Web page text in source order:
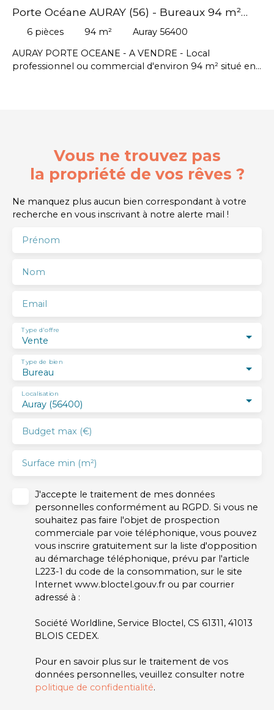
Porte Océane AURAY (56) - Bureaux 94 m²
environ
6 pièces 94 m²
Auray 56400
AURAY PORTE OCEANE - A VENDRE - Local
professionnel ou commercial d'environ 94 m² situé en
charge acquéreur : 20 100 € HT. #Auray #Vannes
Vous ne trouvez pas
la propriété de vos rêves ?
Ne manquez plus aucun bien correspondant à votre
recherche en vous inscrivant à notre alerte mail !
Prénom
Nom
Email
Vente
Type d'offre
Bureau
Type de bien
Auray (56400)
Localisation
Budget max (€)
Surface min (m²)
J'accepte le traitement de mes données
personnelles conformément au RGPD. Si vous ne
souhaitez pas faire l'objet de prospection
commerciale par voie téléphonique, vous pouvez
vous inscrire gratuitement sur la liste d'opposition
au démarchage téléphonique, prévu par l'article
L223-1 du code de la consommation, sur le site
Internet www.bloctel.gouv.fr ou par courrier
adressé à :
Société Worldline, Service Bloctel, CS 61311, 41013
BLOIS CEDEX.
Pour en savoir plus sur le traitement de vos
données personnelles, veuillez consulter notre
politique de confidentialité.